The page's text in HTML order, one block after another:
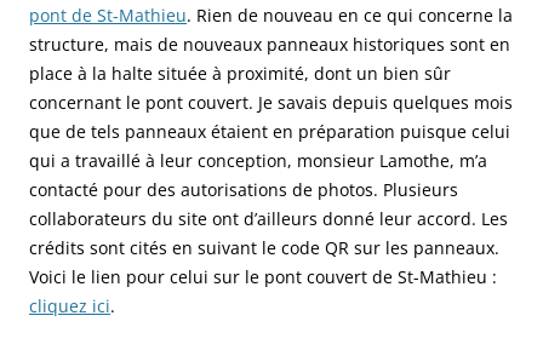
pont de St-Mathieu. Rien de nouveau en ce qui concerne la
structure, mais de nouveaux panneaux historiques sont en
place à la halte située à proximité, dont un bien sûr
concernant le pont couvert. Je savais depuis quelques mois
que de tels panneaux étaient en préparation puisque celui
qui a travaillé à leur conception, monsieur Lamothe, m’a
contacté pour des autorisations de photos. Plusieurs
collaborateurs du site ont d’ailleurs donné leur accord. Les
crédits sont cités en suivant le code QR sur les panneaux.
Voici le lien pour celui sur le pont couvert de St-Mathieu :
cliquez ici.